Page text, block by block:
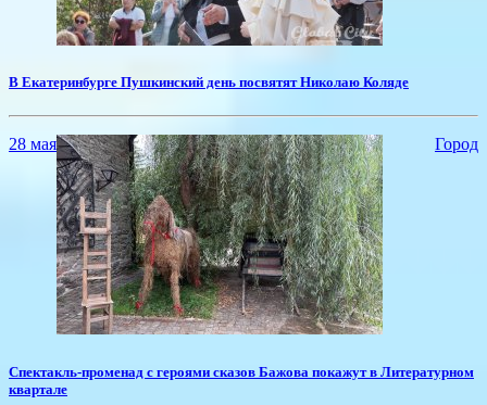
В Екатеринбурге Пушкинский день посвятят Николаю Коляде
28 мая Город
​Спектакль-променад с героями сказов Бажова покажут в Литературном
квартале